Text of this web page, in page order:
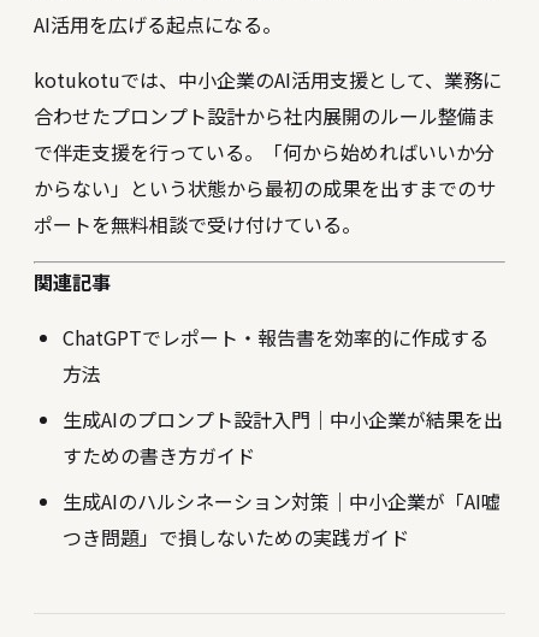
AI活用を広げる起点になる。
kotukotuでは、中小企業のAI活用支援として、業務に
合わせたプロンプト設計から社内展開のルール整備ま
で伴走支援を行っている。「何から始めればいいか分
からない」という状態から最初の成果を出すまでのサ
ポートを無料相談で受け付けている。
関連記事
ChatGPTでレポート・報告書を効率的に作成する
方法
生成AIのプロンプト設計入門｜中小企業が結果を出
すための書き方ガイド
生成AIのハルシネーション対策｜中小企業が「AI嘘
つき問題」で損しないための実践ガイド